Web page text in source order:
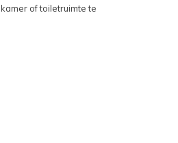
of toiletruimte te